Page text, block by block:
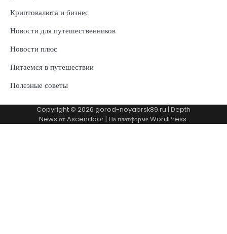
Криптовалюта и бизнес
Новости для путешественников
Новости плюс
Питаемся в путешествии
Полезные советы
Copyright © 2026 gorod-noyabrsk89.ru | Depth
News отAscendoor| На платформеWordPress.